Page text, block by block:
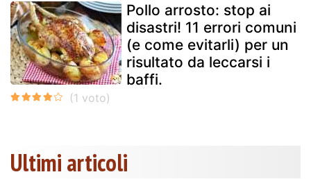
Pollo arrosto: stop ai
disastri! 11 errori comuni
(e come evitarli) per un
risultato da leccarsi i
baffi.
Ultimi articoli